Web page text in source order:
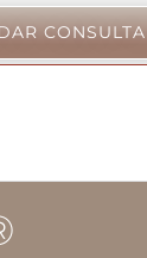
CONSULTA